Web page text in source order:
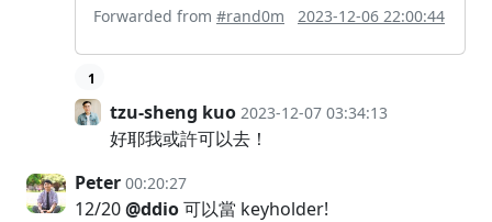
Forwarded from #rand0m 2023-12-06 22:00:44
1
tzu-sheng kuo 2023-12-07 03:34:13
好耶我或許可以去！
Peter 00:20:27
12/20@ddio可以當 keyholder!